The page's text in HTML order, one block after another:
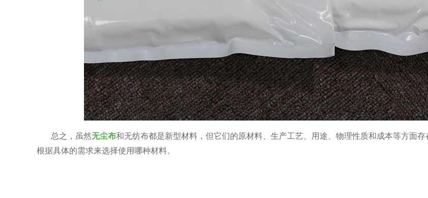
总之，虽然无尘布和无纺布都是新型材料，但它们的原材料、生产工艺、用途、物理性质和成本等方面
根据具体的需求来选择使用哪种材料。